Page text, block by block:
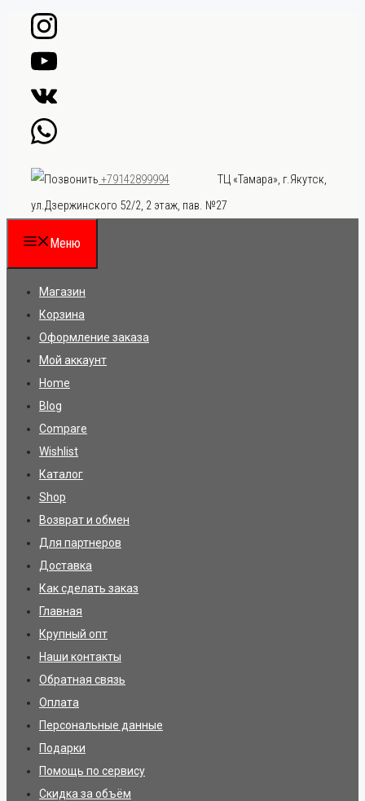
Перейти
содержимому
+79142899994
ТЦ «Тамара», г.Якутск,
ул.Дзержинского 52/2, 2 этаж, пав. №27
Меню
Магазин
Корзина
Оформление заказа
Мой аккаунт
Home
Blog
Compare
Wishlist
Каталог
Shop
Возврат и обмен
Для партнеров
Доставка
Как сделать заказ
Главная
Крупный опт
Наши контакты
Обратная связь
Оплата
Персональные данные
Подарки
Помощь по сервису
Скидка за объём